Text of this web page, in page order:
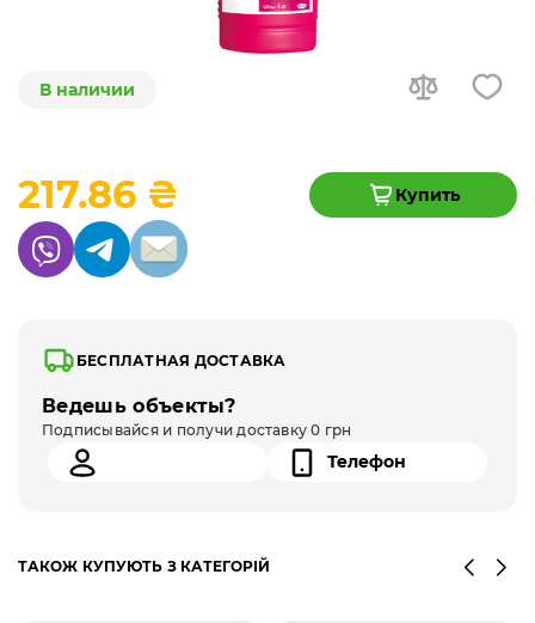
В наличии
217.86 ₴ Купить
БЕСПЛАТНАЯ ДОСТАВКА
Ведешь объекты?
Подписывайся и получи доставку 0 грн
ТАКОЖ КУПУЮТЬ З КАТЕГОРІЙ